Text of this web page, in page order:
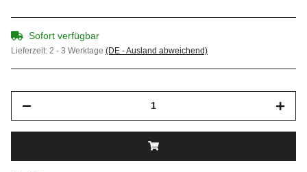
Sofort verfügbar
Lieferzeit: 2 - 3 Werktage (DE - Ausland abweichend)